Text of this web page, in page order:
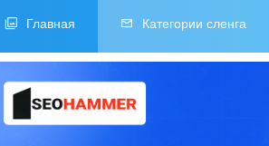
Главная Категории сленга